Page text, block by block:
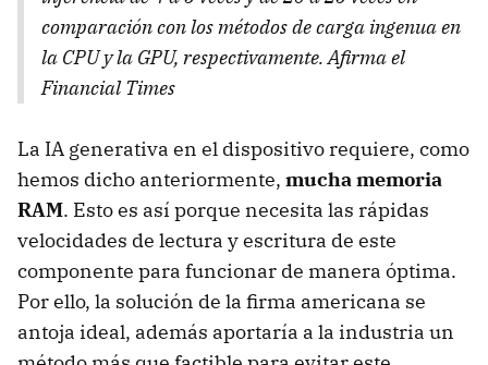
comparación con los métodos de carga ingenua en
la CPU y la GPU, respectivamente. Afirma el
Financial Times
La IA generativa en el dispositivo requiere, como
hemos dicho anteriormente, mucha memoria
RAM. Esto es así porque necesita las rápidas
velocidades de lectura y escritura de este
componente para funcionar de manera óptima.
Por ello, la solución de la firma americana se
antoja ideal, además aportaría a la industria un